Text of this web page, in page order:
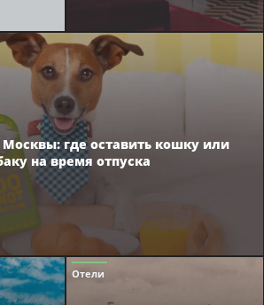
где оставить кошку или
на время отпуска
Отели